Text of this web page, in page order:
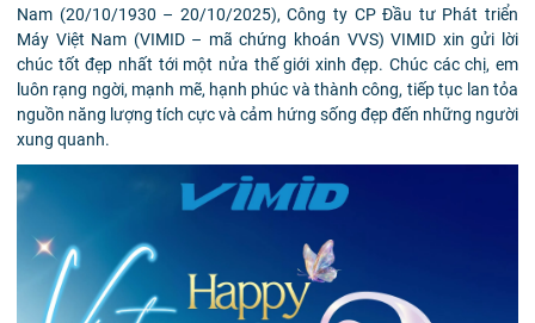
Nam (20/10/1930 – 20/10/2025), Công ty CP Đầu tư Phát triển
Máy Việt Nam (VIMID – mã chứng khoán VVS)VIMID xin gửi lời
chúc tốt đẹp nhất tới một nửa thế giới xinh đẹp.Chúc các chị, em
luôn rạng ngời, mạnh mẽ, hạnh phúc và thành công, tiếp tục lan tỏa
nguồn năng lượng tích cực và cảm hứng sống đẹp đến những người
xung quanh.